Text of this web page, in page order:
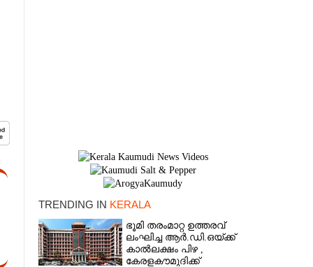
TRENDING IN KERALA
ഭൂമി തരംമാറ്റ ഉത്തരവ്
ലംഘിച്ച ആർ.ഡി.ഒയ്ക്ക്
കാൽലക്ഷം പിഴ ,​
കേരളകൗമുദിക്ക്
×